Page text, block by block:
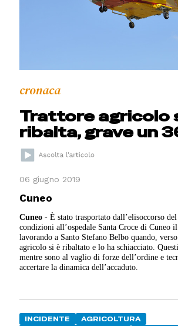
cronaca
Trattore agricolo
ribalta, grave un
06 giugno 2019
Cuneo
Cuneo - È stato trasportato dall’elisoccorso
condizioni all’ospedale Santa Croce di Cuneo
lavorando a Santo Stefano Belbo quando,
agricolo si è ribaltato e lo ha schiacciato.
mentre sono al vaglio di forze dell’ordine e
accertare la dinamica dell’accaduto.
INCIDENTE
AGRICOLTURA